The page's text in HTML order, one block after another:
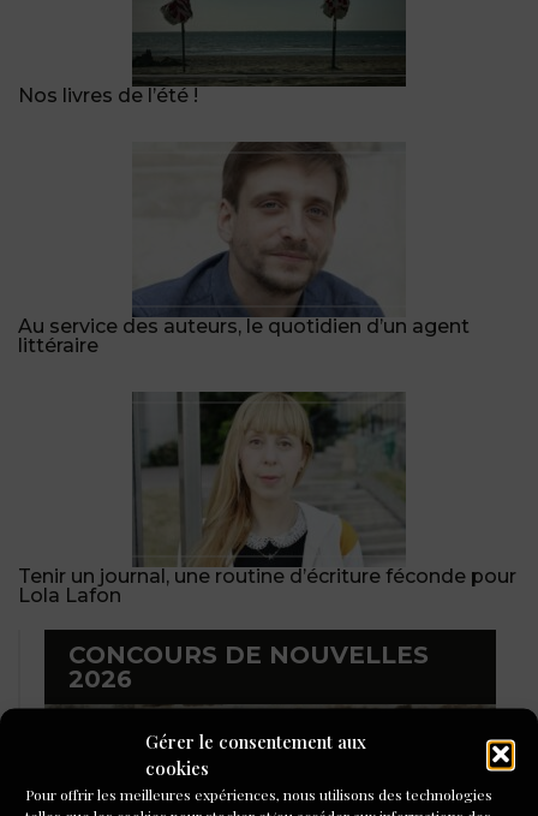
Gérer le consentement aux
cookies
Pour offrir les meilleures expériences, nous utilisons des technologies
Nos livres de l’été !
Au service des auteurs, le quotidien d’un agent
littéraire
Tenir un journal, une routine d’écriture féconde pour
Lola Lafon
CONCOURS DE NOUVELLES
2026